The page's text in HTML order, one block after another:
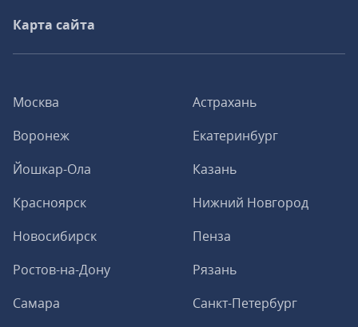
Москва
Астрахань
Воронеж
Екатеринбург
Йошкар-Ола
Казань
Красноярск
Нижний Новгород
Новосибирск
Пенза
Ростов-на-Дону
Рязань
Самара
Санкт-Петербург
Карта сайта